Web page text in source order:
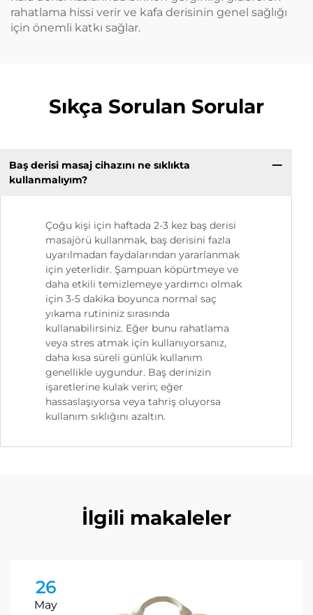
rahatlama hissi verir ve kafa derisinin genel sağlığı
için önemli katkı sağlar.
Sıkça Sorulan Sorular
Baş derisi masaj cihazını ne sıklıkta
kullanmalıyım?
Çoğu kişi için haftada 2-3 kez baş derisi
masajörü kullanmak, baş derisini fazla
uyarılmadan faydalarından yararlanmak
için yeterlidir. Şampuan köpürtmeye ve
daha etkili temizlemeye yardımcı olmak
için 3-5 dakika boyunca normal saç
yıkama rutininiz sırasında
kullanabilirsiniz. Eğer bunu rahatlama
veya stres atmak için kullanıyorsanız,
daha kısa süreli günlük kullanım
genellikle uygundur. Baş derinizin
işaretlerine kulak verin; eğer
hassaslaşıyorsa veya tahriş oluyorsa
kullanım sıklığını azaltın.
İlgili makaleler
26
May